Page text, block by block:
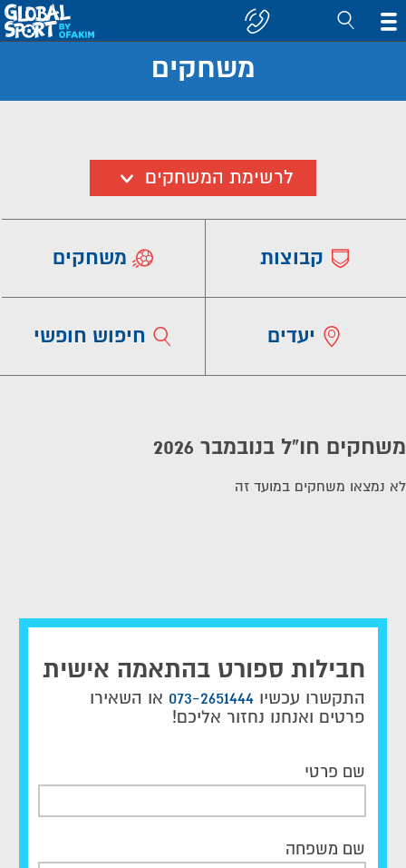
קבוצה/יעד
משחקים
לרשימת המשחקים
קבוצות משחקים
יעדים חיפוש חופשי
משחקים חו"ל בנובמבר 2026
לא נמצאו משחקים במועד זה
חבילות ספורט בהתאמה אישית
התקשרו עכשיו 073-2651444 או השאירו
פרטים ואנחנו נחזור אליכם!
שם פרטי
שם משפחה